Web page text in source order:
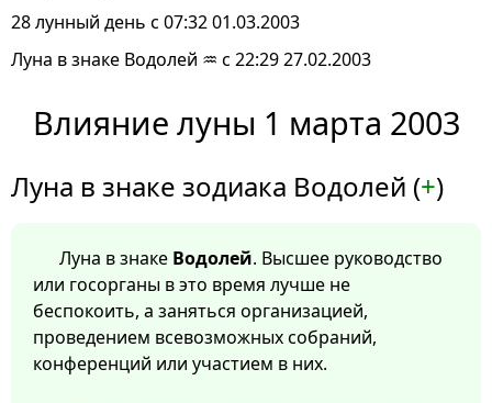
28 лунный день с 07:32 01.03.2003
Луна в знаке Водолей ♒ с 22:29 27.02.2003
Влияние луны 1 марта 2003
Луна в знаке зодиака Водолей (+)
Луна в знаке Водолей. Высшее руководство
или госорганы в это время лучше не
беспокоить, а заняться организацией,
проведением всевозможных собраний,
конференций или участием в них.